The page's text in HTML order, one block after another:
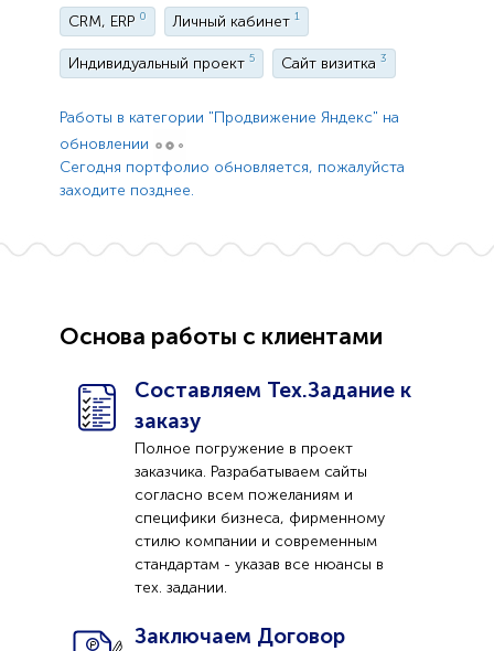
CRM, ERP 0 Личный кабинет 1
Индивидуальный проект 5 Сайт визитка 3
Работы в категории "Продвижение Яндекс" на
обновлении
Сегодня портфолио обновляется, пожалуйста
заходите позднее.
Основа работы с клиентами
Составляем Тех.Задание к
заказу
Полное погружение в проект
заказчика. Разрабатываем сайты
согласно всем пожеланиям и
специфики бизнеса, фирменному
стилю компании и современным
стандартам - указав все нюансы в
тех. задании.
Заключаем Договор